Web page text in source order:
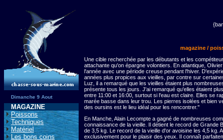
Dimanche 9 Aout
MAGAZINE
Poissons
Techniques
Matériel
Les bons coins
magazine /
Une cible recherchée par les débutants et les
attachante qu'on épargne volontiers. En atlantique,
l'année avec une période creuse pendant l'hiver.
années plus propices aux vieilles, par contre sur
Luz, il a remarqué que les vieilles étaient plus
présente tous les jours. J'ai remarqué qu'elles étaient
entre 11:00 et 16:00, surtout si l'eau est claire. Elles se
marée basse dans leur trou. Les pierres isolées et bien
des oursins est le lieu idéal pour les rencontrer."
En Manche, Alain Lecompte a gagné de nombreuses
connaissance de la vieille. Il détient le record de Grande
de 3,5 kg. Le record de la vieille d'or avoisine les 4,5 kg.
exclusivement pour le plaisir des yeux. Il connaît